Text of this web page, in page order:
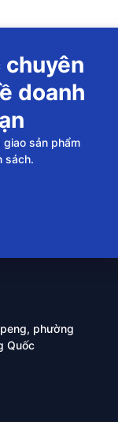
chuyên
doanh
sản phẩm
sách.
phường
Quốc